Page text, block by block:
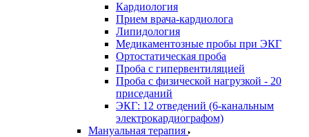
Кардиология
Прием врача-кардиолога
Липидология
Медикаментозные пробы при ЭКГ
Ортостатическая проба
Проба с гипервентиляцией
Проба с физической нагрузкой - 20
приседаний
ЭКГ: 12 отведений (6-канальным
электрокардиографом)
Мануальная терапия